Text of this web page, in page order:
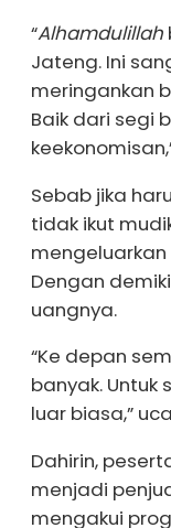
“Alhamdulillah
Jateng. Ini
meringankan
Baik dari segi
Sebab jika
tidak ikut
mengeluarkan
Dengan
uangnya.
“Ke depan
banyak. Untuk
luar biasa,”
Dahirin,
menjadi
mengakui